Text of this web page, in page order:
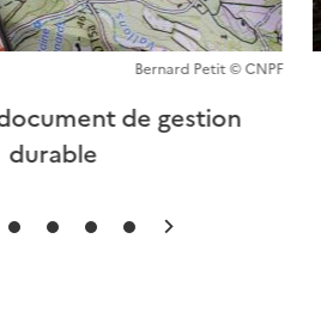
Bernard Petit © CNPF
de gestion
durable